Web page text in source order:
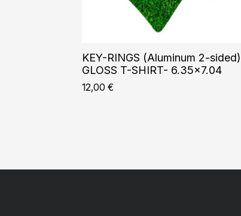
KEY-RINGS (Aluminum 2-sided)
GLOSS T-SHIRT- 6.35×7.04
12,00 €